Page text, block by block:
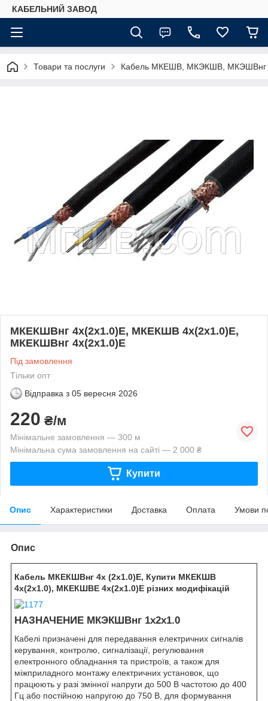
КАБЕЛЬНИЙ ЗАВОД
Товари та послуги Кабель МКЕШВ, МКЭКШВ, МКЭШВнг
МКЕКШВнг 4х(2х1.0)Е, МКЕКШВ 4х(2х1.0)Е,
МКЕКШВнг 4х(2х1.0)Е
Під замовлення
Тільки опт
Відправка з 05 вересня 2026
220 ₴/м
Мінімальне замовлення — 300 м
Мінімальна сума замовлення на сайті — 2 000 ₴
Купити
Опис Характеристики Доставка Оплата Умови
Опис
Кабель МКЕКШВнг 4х (2х1.0)Е, Купити МКЕКШВ
4х(2х1.0), МКЕКШВЕ 4х(2х1.0)Е різних модифікацій
НАЗНАЧЕНИЕ МКЭКШВнг 1х2х1.0
Кабелі призначені для передавання електричних сигналів
керування, контролю, сигналізації, регулювання
електронного обладнання та пристроїв, а також для
міжприладного монтажу електричних установок, що
працюють у разі змінної напруги до 500 В частотою до 400
Гц або постійною напругою до 750 В, для формування